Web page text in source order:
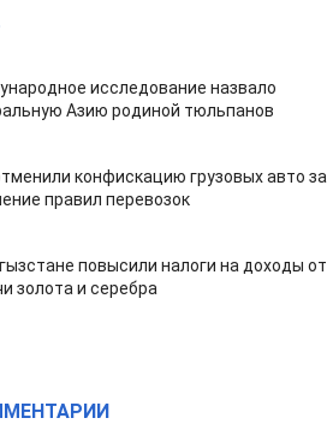
исследование назвало
Азию родиной тюльпанов
конфискацию грузовых авто за
правил перевозок
повысили налоги на доходы от
золота и серебра